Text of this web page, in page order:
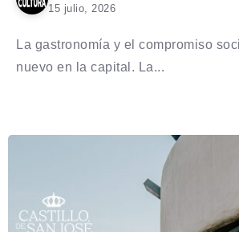
15 julio, 2026
La gastronomía y el compromiso
nuevo en la capital. La...